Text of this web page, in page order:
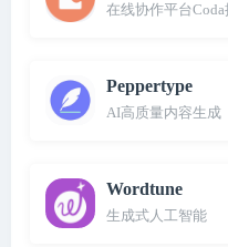
在线协作平台
Peppertype
AI高质量内容生成
Wordtune
生成式人工智能